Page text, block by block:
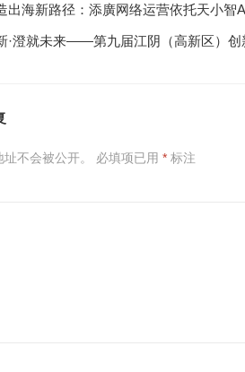
出海新路径：添廣网络运营依托天小
·澄就未来——第九届江阴（高新区）创
不会被公开。 必填项已用 * 标注